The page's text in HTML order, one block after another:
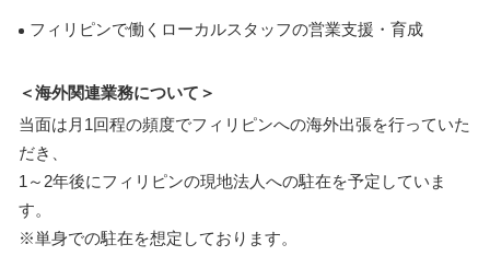
フィリピンで働くローカルスタッフの営業支援・育成
＜海外関連業務について＞
当面は月1回程の頻度でフィリピンへの海外出張を行っていた
だき、
1～2年後にフィリピンの現地法人への駐在を予定していま
す。
※単身での駐在を想定しております。